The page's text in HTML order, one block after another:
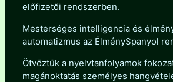
előfizetői rendszerben.
Mesterséges intelligencia és
automatizmus az ÉlménySpanyol
Ötvöztük a nyelvtanfolyamok
magánoktatás személyes